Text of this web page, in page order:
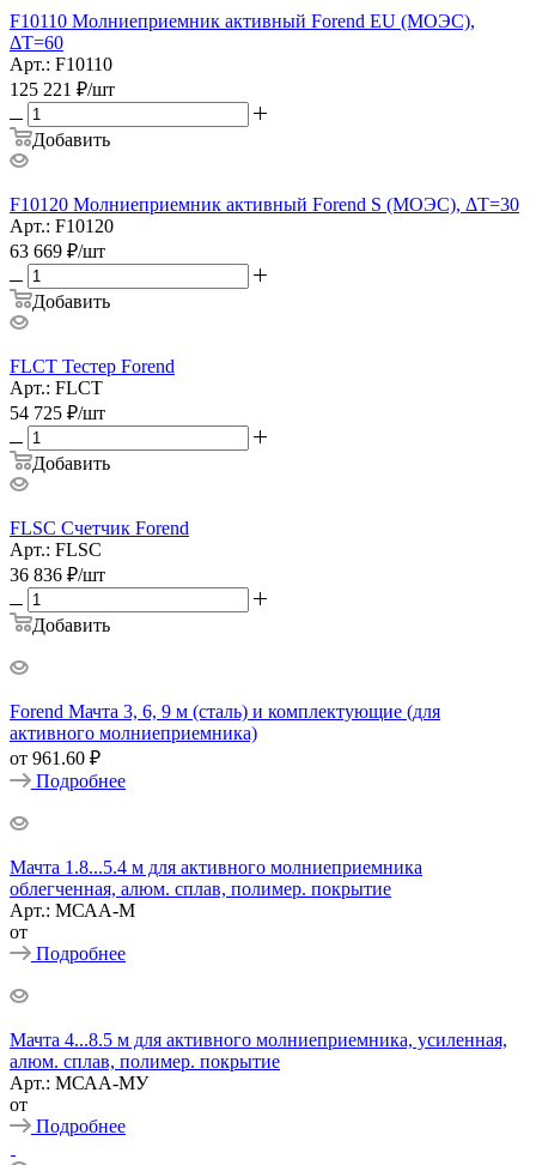
F10110 Молниеприемник активный Forend EU (МОЭС),
ΔT=60
Арт.: F10110
125 221 ₽/шт
Добавить
F10120 Молниеприемник активный Forend S (МОЭС), ΔT=30
Арт.: F10120
63 669 ₽/шт
Добавить
FLCT Тестер Forend
Арт.: FLCT
54 725 ₽/шт
Добавить
FLSC Счетчик Forend
Арт.: FLSC
36 836 ₽/шт
Добавить
Forend Мачта 3, 6, 9 м (сталь) и комплектующие (для
активного молниеприемника)
от 961.60 ₽
Подробнее
Мачта 1.8...5.4 м для активного молниеприемника
облегченная, алюм. сплав, полимер. покрытие
Арт.: МСАА-М
от
Подробнее
Мачта 4...8.5 м для активного молниеприемника, усиленная,
алюм. сплав, полимер. покрытие
Арт.: МСАА-МУ
от
Подробнее